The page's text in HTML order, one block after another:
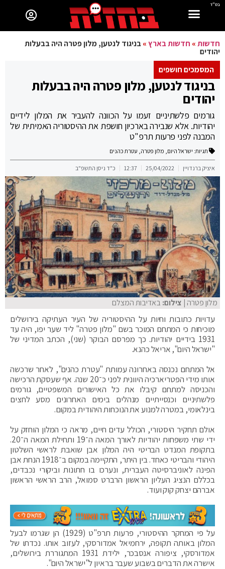
בס"ד
חדשות» חדשות בארץ»בניגוד לנטען, מלון פטרה היה בבעלות
יהודים
המסמכים חושפים
בניגוד לנטען, מלון פטרה היה בבעלות
יהודים
גורמים פלשתיניים זעמו על הכוונה להעביר את המלון לידיים
יהודיות. אלא שנבירה בארכיון חושפת את ההיסטוריה האמיתית של
המבנה לפני פרעות תרפ"ט
תגיות: ישראל היום, מלון פטרה, עטרת כהנים
איציק ברנדויין 25/04/2022
12:37 כ"ד ניסן התשפ"ב
מלון פטרה| צילום: באדיבות המצלם
עדויות כתובות וחיות על ההיסטוריה של העיר העתיקה בירושלים
מוכיחות כי המתחם המוכר בשם "מלון פטרה" ליד שער יפו, היה עד
1931 בידיים יהודיות. כך מפרסם הבוקר (שני), הכתב המדיני של
"ישראל היום", אריאל כהנא.
אל המתחם נכנסה באחרונה עמותת "עטרת כהנים", לאחר שרכשה
אותו מידי הפטריארכיה היוונית לפני כ־20 שנה. אף שעסקת הרכישה
והכניסה למתחם קיבלו את כל האישורים המשפטיים, גורמים
פלשתיניים וכנסייתיים מנהלים בימים האחרונים מסע לחצים
בינלאומי, במטרה למנוע את הנוכחות היהודית במקום.
אולם תחקיר היסטורי, הכולל עדים חיים, מראה כי המלון הוחזק על
ידי שתי משפחות יהודיות לאורך המאה ה־19 ותחילת המאה ה־20.
בתקופת המנדט הבריטי היה המלון אבן שואבת לראשי השלטון
היהודי והבריטי כאחד. בין היתר, התקיימה במקום ב־1918 הנחת אבן
הפינה לאוניברסיטה העברית, ונערכו בו חתונות וביקורי נכבדים,
בכללם הנציג העליון הראשון הרברט סמואל, הרב הראשי הראשון
אברהם יצחק קוק ועוד.
על פי המחקר ההיסטורי, פרעות תרפ"ט (1929) הן שגרמו לבעל
המלון באותה תקופה, ירחמיאל אמדורסקי, לעזוב אותו. נכדתו של
אמדורסקי, ציפורה אנסבכר, ילידת 1931 המתגוררת בירושלים,
אישרה את הדברים בשבוע שעבר בראיון ל"ישראל היום".